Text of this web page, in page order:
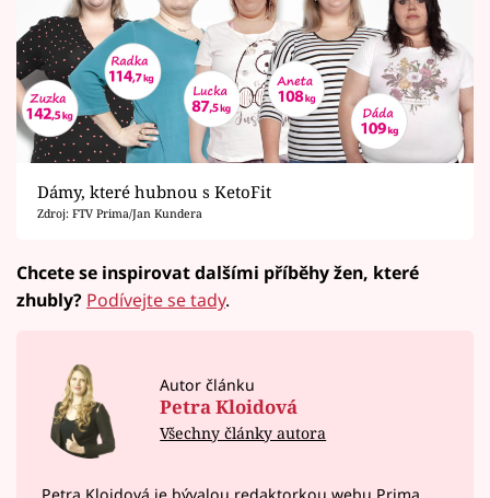
Dámy, které hubnou s KetoFit
Zdroj: FTV Prima/Jan Kundera
Chcete se inspirovat dalšími příběhy žen, které
zhubly? Podívejte se tady.
Autor článku
Petra Kloidová
Všechny články autora